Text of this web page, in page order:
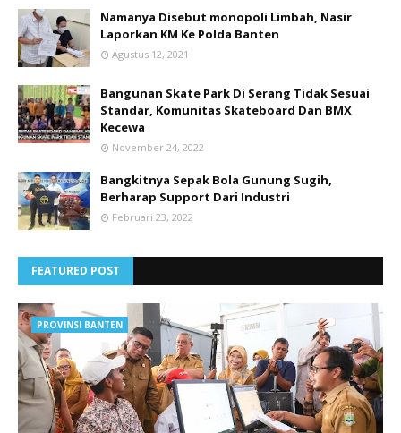
Namanya Disebut monopoli Limbah, Nasir
Laporkan KM Ke Polda Banten
Agustus 12, 2021
Bangunan Skate Park Di Serang Tidak Sesuai
Standar, Komunitas Skateboard Dan BMX
Kecewa
November 24, 2022
Bangkitnya Sepak Bola Gunung Sugih,
Berharap Support Dari Industri
Februari 23, 2022
FEATURED POST
PROVINSI BANTEN